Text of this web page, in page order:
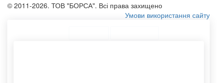
© 2011-2026. ТОВ "БОРСА". Всі права захищено
Умови використання сайту